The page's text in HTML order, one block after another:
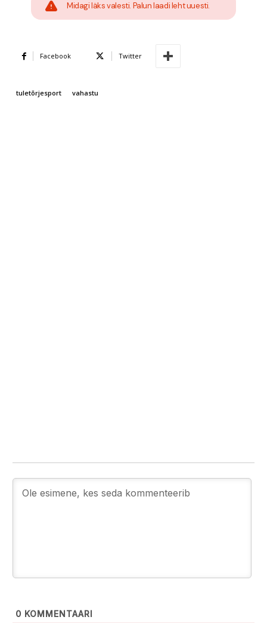
Midagi läks valesti. Palun laadi leht uuesti.
Facebook Twitter
tuletõrjesport vahastu
0 KOMMENTAARI